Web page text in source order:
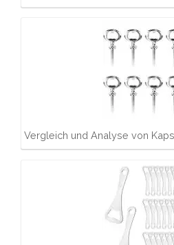
Vergleich und Analyse von